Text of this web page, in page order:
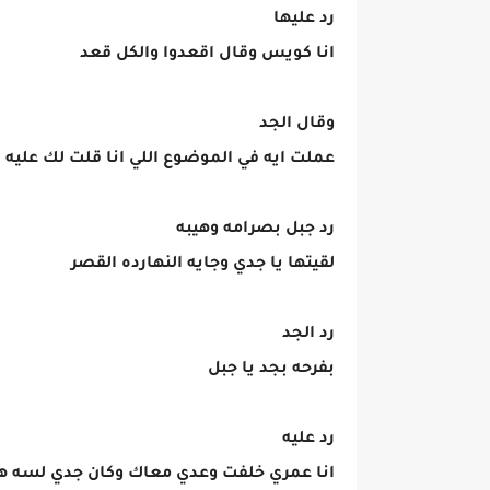
رد عليها
انا كويس وقال اقعدوا والكل قعد
وقال الجد
عملت ايه في الموضوع اللي انا قلت لك عليه
رد جبل بصرامه وهيبه
لقيتها يا جدي وجايه النهارده القصر
رد الجد
بفرحه بجد يا جبل
رد عليه
انا عمري خلفت وعدي معاك وكان جدي لسه